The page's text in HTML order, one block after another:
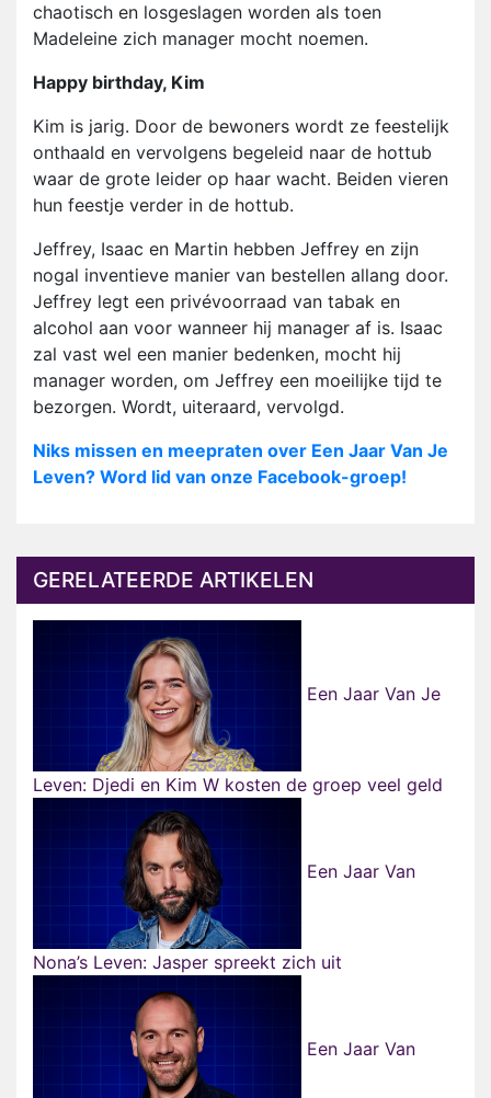
chaotisch en losgeslagen worden als toen
Madeleine zich manager mocht noemen.
Happy birthday, Kim
Kim is jarig. Door de bewoners wordt ze feestelijk
onthaald en vervolgens begeleid naar de hottub
waar de grote leider op haar wacht. Beiden vieren
hun feestje verder in de hottub.
Jeffrey, Isaac en Martin hebben Jeffrey en zijn
nogal inventieve manier van bestellen allang door.
Jeffrey legt een privévoorraad van tabak en
alcohol aan voor wanneer hij manager af is. Isaac
zal vast wel een manier bedenken, mocht hij
manager worden, om Jeffrey een moeilijke tijd te
bezorgen. Wordt, uiteraard, vervolgd.
Niks missen en meepraten over Een Jaar Van Je
Leven? Word lid van onze Facebook-groep!
GERELATEERDE ARTIKELEN
Een Jaar Van Je
Leven: Djedi en Kim W kosten de groep veel geld
Een Jaar Van
Nona’s Leven: Jasper spreekt zich uit
Een Jaar Van